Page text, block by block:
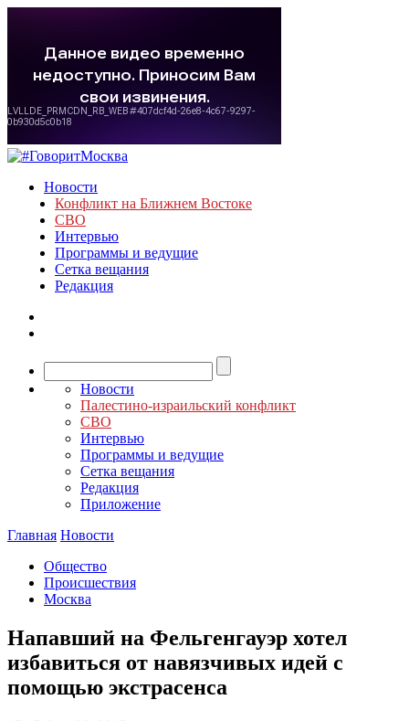
Новости
Конфликт на Ближнем Востоке
СВО
Интервью
Программы и ведущие
Сетка вещания
Редакция
Новости
Палестино-израильский конфликт
СВО
Интервью
Программы и ведущие
Сетка вещания
Редакция
Приложение
Главная Новости
Общество
Происшествия
Москва
Напавший на Фельгенгауэр хотел
избавиться от навязчивых идей с
помощью экстрасенса